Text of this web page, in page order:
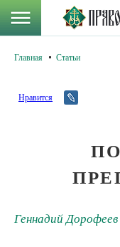
Главная Статьи
Нравится
Геннадий Дорофеев